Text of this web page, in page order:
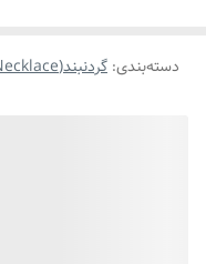
دسته‌بندی: گردنبند(Necklace)